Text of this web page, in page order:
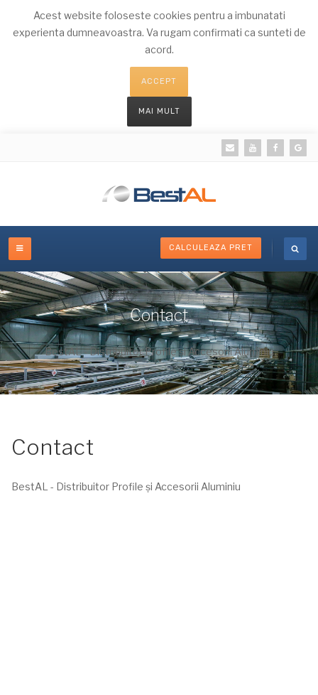
Acest website foloseste cookies pentru a imbunatati
experienta dumneavoastra. Va rugam confirmati ca sunteti de
acord.
ACCEPT
MAI MULT
CALCULEAZA PRET
Contact
BestAL - Distribuitor Profile și Accesorii Aluminiu
Contact
BestAL - Distribuitor Profile și Accesorii Aluminiu